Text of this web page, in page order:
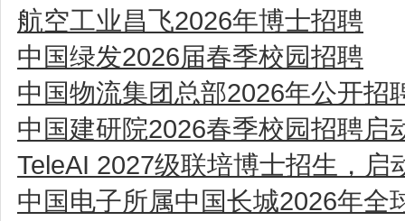
航空工业昌飞2026年博士招聘
中国绿发2026届春季校园招聘
中国物流集团总部2026年公开招
中国建研院2026春季校园招聘启
TeleAI 2027级联培博士招生，启
中国电子所属中国长城2026年全